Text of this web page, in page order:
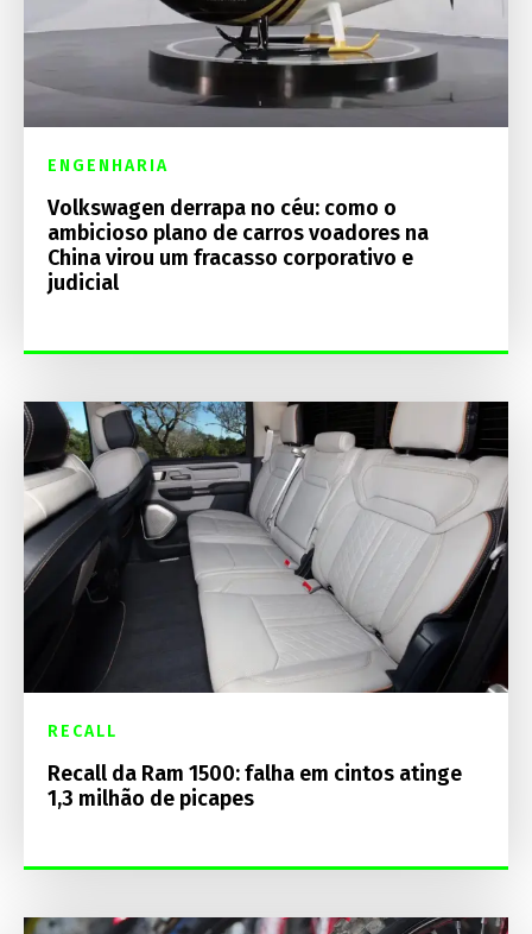
ENGENHARIA
Volkswagen derrapa no céu: como o
ambicioso plano de carros voadores na
China virou um fracasso corporativo e
judicial
RECALL
Recall da Ram 1500: falha em cintos atinge
1,3 milhão de picapes